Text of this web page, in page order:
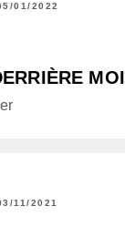
01/2022
MOI
11/2021